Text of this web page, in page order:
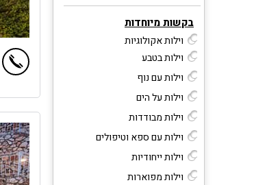
בקשות מיוחדות
וילות אקולוגיות
וילות בטבע
וילות עם נוף
וילות על הים
וילות מבודדות
וילות עם ספא וטיפולים
וילות ייחודיות
וילות מפוארות